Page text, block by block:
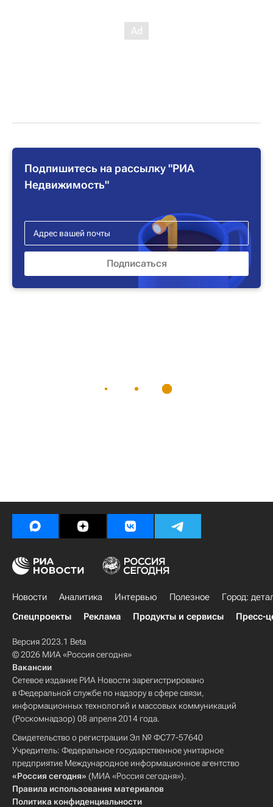
Подпишитесь на рассылку "РИА
Недвижимость"
Новости Аналитика Интервью Полезное
Город:
Спецпроекты
Реклама Продукты и сервисы Пресс-
Версия 2023.1 Beta
© 2026 МИА «Россия сегодня»
Вакансии
Сетевое издание РИА Новости зарегистрировано
в Федеральной службе по надзору в сфере связи,
информационных технологий и массовых коммуникаций
(Роскомнадзор) 08 апреля 2014 года.
Свидетельство о регистрации Эл № ФС77-57640
Учредитель: Федеральное государственное унитарное
предприятие Международное информационное агентство
«Россия сегодня» (МИА «Россия сегодня»).
Правила использования материалов
Политика конфиденциальности